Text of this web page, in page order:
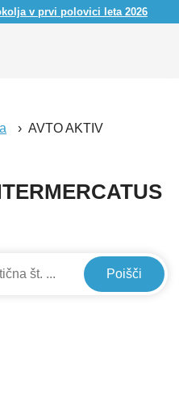
v prvi polovici leta 2026
AVTO AKTIV
Poišči